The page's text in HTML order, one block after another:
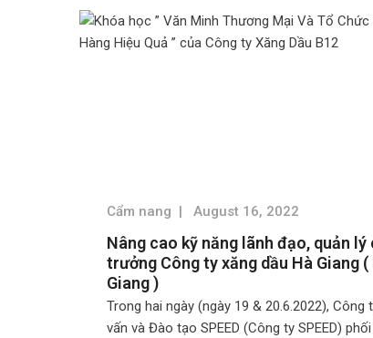
Cẩm nang | August 16, 2022
Nâng cao kỹ năng lãnh đạo, quản lý
trưởng Công ty xăng dầu Hà Giang
Giang )
Trong hai ngày (ngày 19 & 20.6.2022), Công
vấn và Đào tạo SPEED (Công ty SPEED)